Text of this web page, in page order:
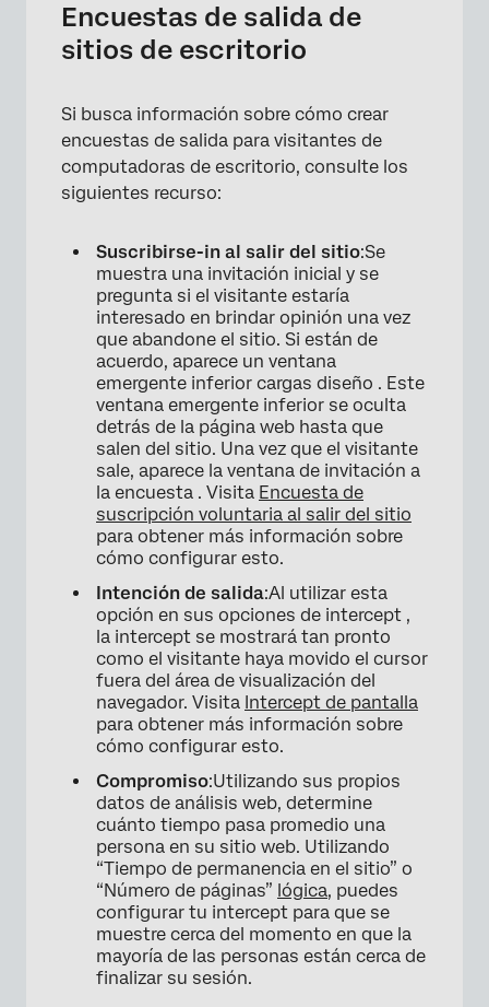
Encuestas de salida de
sitios de escritorio
Si busca información sobre cómo crear
encuestas de salida para visitantes de
computadoras de escritorio, consulte los
siguientes recurso:
Suscribirse-in al salir del sitio:Se
muestra una invitación inicial y se
pregunta si el visitante estaría
interesado en brindar opinión una vez
que abandone el sitio. Si están de
acuerdo, aparece un ventana
emergente inferior cargas diseño . Este
ventana emergente inferior se oculta
detrás de la página web hasta que
salen del sitio. Una vez que el visitante
sale, aparece la ventana de invitación a
la encuesta . Visita Encuesta de
suscripción voluntaria al salir del sitio
para obtener más información sobre
cómo configurar esto.
Intención de salida:Al utilizar esta
opción en sus opciones de intercept ,
la intercept se mostrará tan pronto
como el visitante haya movido el cursor
fuera del área de visualización del
navegador. Visita Intercept de pantalla
para obtener más información sobre
cómo configurar esto.
Compromiso:Utilizando sus propios
datos de análisis web, determine
cuánto tiempo pasa promedio una
persona en su sitio web. Utilizando
“Tiempo de permanencia en el sitio” o
“Número de páginas” lógica, puedes
configurar tu intercept para que se
muestre cerca del momento en que la
mayoría de las personas están cerca de
finalizar su sesión.